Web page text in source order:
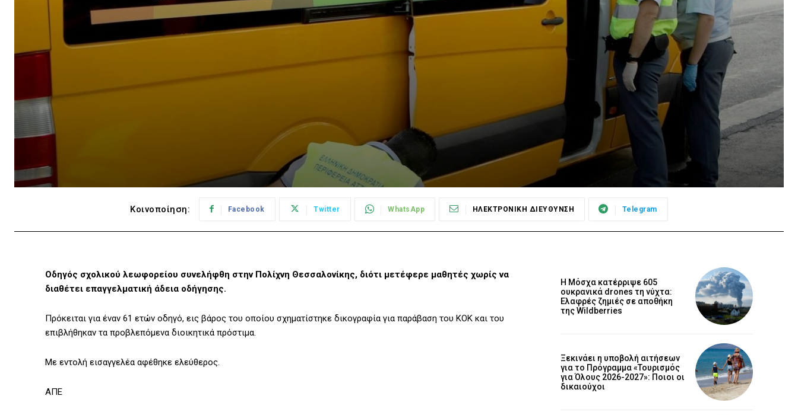
Κοινοποίηση: Facebook Twitter WhatsApp ΗΛΕΚΤΡΟΝΙΚΗ ΔΙΕΥΘΥΝΣΗ Telegram
Οδηγός σχολικού λεωφορείου συνελήφθη στην Πολίχνη Θεσσαλονίκης, διότι μετέφερε μαθητές χωρίς να
διαθέτει επαγγελματική άδεια οδήγησης.
Πρόκειται για έναν 61 ετών οδηγό, εις βάρος του οποίου σχηματίστηκε δικογραφία για παράβαση του ΚΟΚ και του
επιβλήθηκαν τα προβλεπόμενα διοικητικά πρόστιμα.
Με εντολή εισαγγελέα αφέθηκε ελεύθερος.
ΑΠΕ
Η Μόσχα κατέρριψε 605
ουκρανικά drones τη νύχτα:
Ελαφρές ζημιές σε αποθήκη
της Wildberries
Ξεκινάει η υποβολή αιτήσεων
για το Πρόγραμμα «Τουρισμός
για Όλους 2026-2027»: Ποιοι οι
δικαιούχοι